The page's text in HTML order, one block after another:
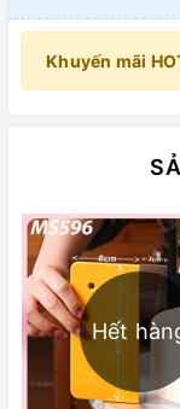
Khuyến mãi
Hết